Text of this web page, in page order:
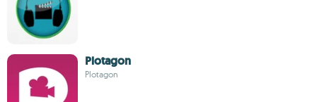
Plotagon
Plotagon